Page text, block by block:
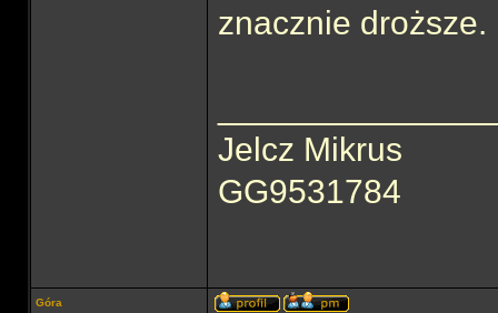
znacznie droższe.
Jelcz Mikrus
GG9531784
Góra